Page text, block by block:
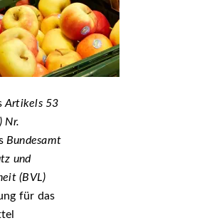
Artikels 53
Nr.
Bundesamt
und
(BVL)
für das